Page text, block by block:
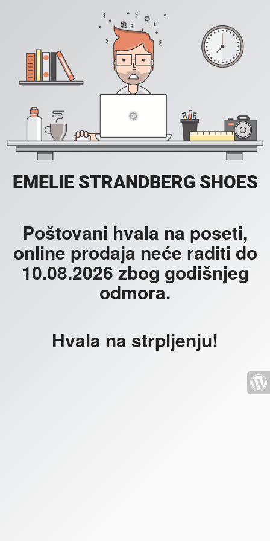
EMELIE STRANDBERG SHOES
Poštovani hvala na poseti,
online prodaja neće raditi do
10.08.2026 zbog godišnjeg
odmora.
Hvala na strpljenju!